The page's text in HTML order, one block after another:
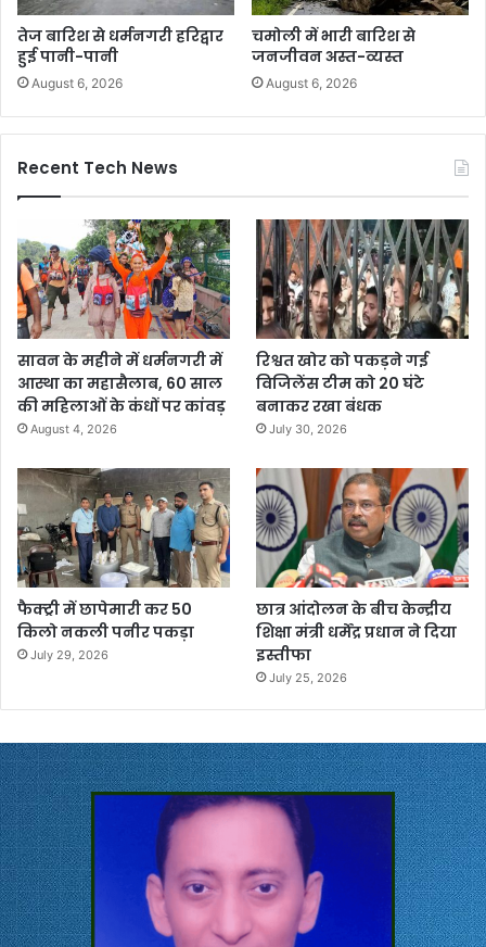
तेज बारिश से धर्मनगरी हरिद्वार
हुई पानी-पानी
August 6, 2026
चमोली में भारी बारिश से
जनजीवन अस्त-व्यस्त
August 6, 2026
Recent Tech News
सावन के महीने में धर्मनगरी में
आस्था का महासैलाब, 60 साल
की महिलाओं के कंधों पर कांवड़
August 4, 2026
रिश्वत खोर को पकड़ने गई
विजिलेंस टीम को 20 घंटे
बनाकर रखा बंधक
July 30, 2026
फैक्ट्री में छापेमारी कर 50
किलो नकली पनीर पकड़ा
July 29, 2026
छात्र आंदोलन के बीच केन्द्रीय
शिक्षा मंत्री धर्मेंद्र प्रधान ने दिया
इस्तीफा
July 25, 2026